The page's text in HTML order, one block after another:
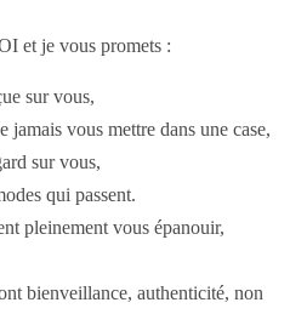
et je vous promets :
sur vous,
vous mettre dans une case,
sur vous,
qui passent.
pleinement vous épanouir,
bienveillance, authenticité, non